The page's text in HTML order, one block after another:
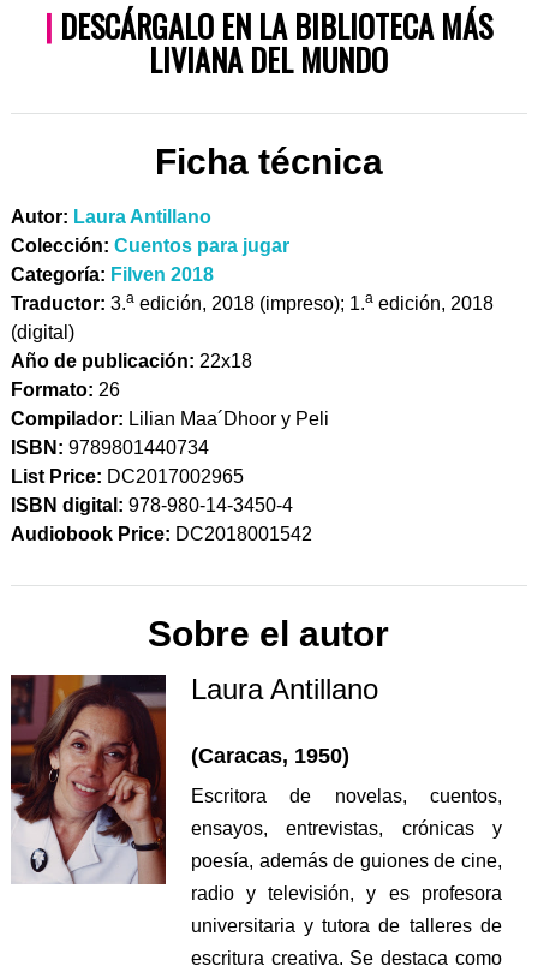
| DESCÁRGALO EN LA BIBLIOTECA MÁS
LIVIANA DEL MUNDO
Ficha técnica
Autor: Laura Antillano
Colección: Cuentos para jugar
Categoría: Filven 2018
Traductor: 3.aedición, 2018 (impreso); 1.aedición, 2018
(digital)
Año de publicación: 22x18
Formato: 26
Compilador: Lilian Maa´Dhoor y Peli
ISBN: 9789801440734
List Price: DC2017002965
ISBN digital: 978-980-14-3450-4
Audiobook Price: DC2018001542
Sobre el autor
Laura Antillano
(Caracas, 1950)
Escritora de novelas, cuentos,
ensayos, entrevistas, crónicas y
poesía, además de guiones de cine,
radio y televisión, y es profesora
universitaria y tutora de talleres de
escritura creativa. Se destaca como